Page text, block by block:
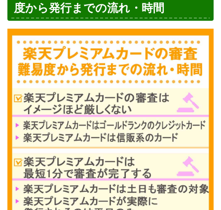
度から発行までの流れ・時間